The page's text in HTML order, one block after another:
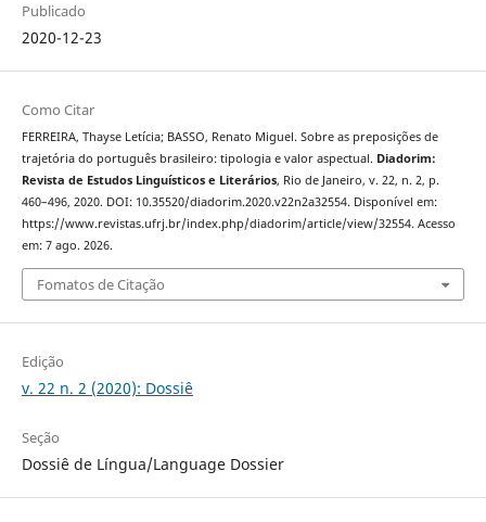
Publicado
2020-12-23
Como Citar
FERREIRA, Thayse Letícia; BASSO, Renato Miguel. Sobre as preposições de
trajetória do português brasileiro: tipologia e valor aspectual. Diadorim:
Revista de Estudos Linguísticos e Literários, Rio de Janeiro, v. 22, n. 2, p.
460–496, 2020. DOI: 10.35520/diadorim.2020.v22n2a32554. Disponível em:
https://www.revistas.ufrj.br/index.php/diadorim/article/view/32554. Acesso
em: 7 ago. 2026.
Fomatos de Citação
Edição
v. 22 n. 2 (2020): Dossiê
Seção
Dossiê de Língua/Language Dossier